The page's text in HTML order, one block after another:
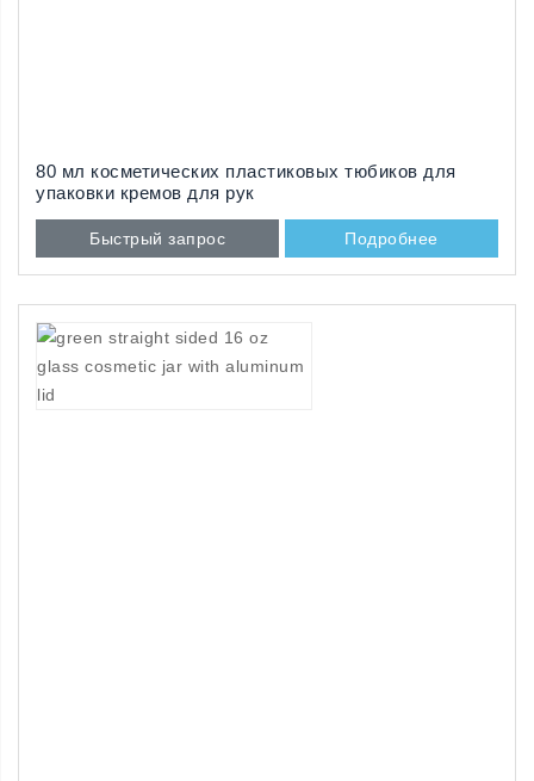
80 мл косметических пластиковых тюбиков для
упаковки кремов для рук
Быстрый запрос Подробнее